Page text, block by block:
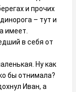
и прочих
– тут и
имеет.
в себя от
Ну как
бы отнимала?
Иван, а